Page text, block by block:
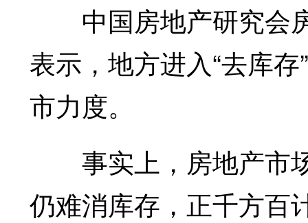
中国房地产研究会
表示，地方进入“去库
市力度。
事实上，房地产市
仍难消库存，正千方百